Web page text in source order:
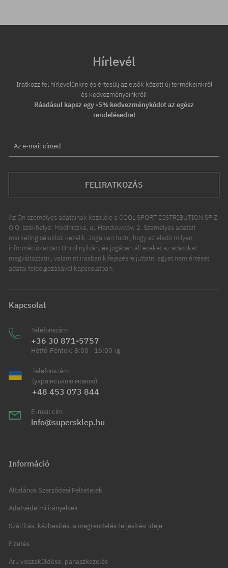
Hírlevél
Iratkozz fel hírlevelünkre és értesülj az elsők között új termékeinkről
és kedvezményeinkről!
Ráadásul kapsz egy -5% kedvezménykódot az egész
rendelésedre!
Az e-mail címed
FELIRATKOZÁS
Az Ön személyes adatainak kezelője a COOL SPORT DISTRIBUTION SP Z
O O, székhelye: Modlniczka, ul. Handlowców 2. Személyes adatait
marketing célokból kezelik. Joga van tudni, hogy az eladó milyen
információkat tart Önről nyilván, és jogában áll ezeket az adatokat
megváltoztatni, valamint írásban kifejezésre juttatni egyet nem értését
adatai feldolgozásával kapcsolatban.
Kapcsolat
Telefonszám
+36 30 871-5757
Hétfő-Péntek: 8:00 - 16:00-ig
Telefonszám
(українською мовою)
+48 453 073 844
E-mail cím
info@supersklep.hu
Információ
Általános Szerződési Feltételek
Adatvédelmi irányelvek
Szállítás, kézbesítés, a megrendelés teljesítési ideje
Fizetés
Áru visszaküldése, panaszkezelés